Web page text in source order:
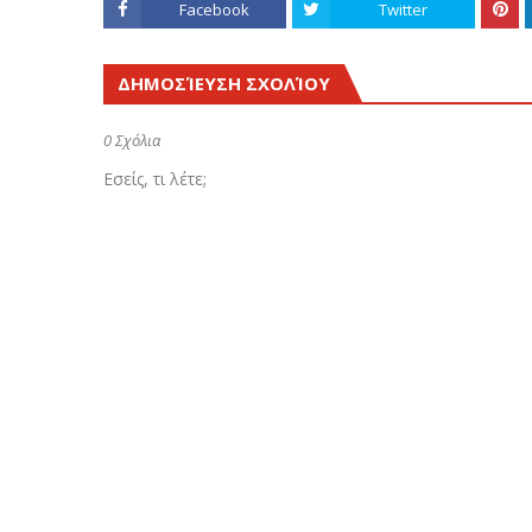
Facebook Twitter
ΔΗΜΟΣΊΕΥΣΗ ΣΧΟΛΊΟΥ
0 Σχόλια
Εσείς, τι λέτε;